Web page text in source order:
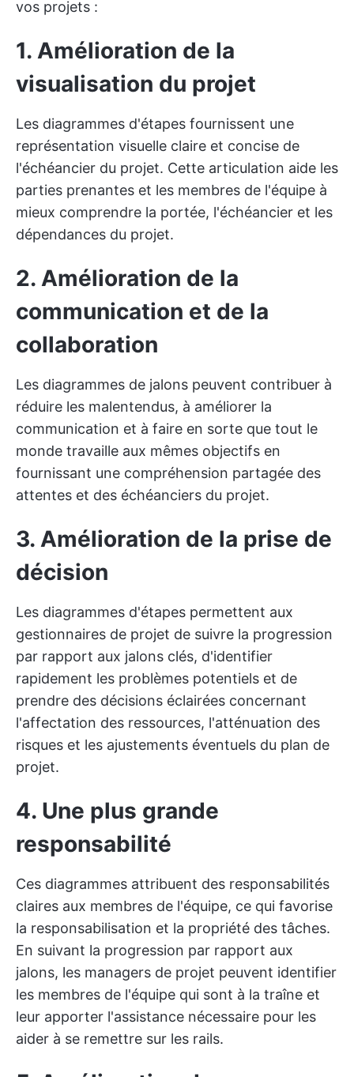
vos projets :
1. Amélioration de la
visualisation du projet
Les diagrammes d'étapes fournissent une
représentation visuelle claire et concise de
l'échéancier du projet. Cette articulation aide les
parties prenantes et les membres de l'équipe à
mieux comprendre la portée, l'échéancier et les
dépendances du projet.
2. Amélioration de la
communication et de la
collaboration
Les diagrammes de jalons peuvent contribuer à
réduire les malentendus, à améliorer la
communication et à faire en sorte que tout le
monde travaille aux mêmes objectifs en
fournissant une compréhension partagée des
attentes et des échéanciers du projet.
3. Amélioration de la prise de
décision
Les diagrammes d'étapes permettent aux
gestionnaires de projet de suivre la progression
par rapport aux jalons clés, d'identifier
rapidement les problèmes potentiels et de
prendre des décisions éclairées concernant
l'affectation des ressources, l'atténuation des
risques et les ajustements éventuels du plan de
projet.
4. Une plus grande
responsabilité
Ces diagrammes attribuent des responsabilités
claires aux membres de l'équipe, ce qui favorise
la responsabilisation et la propriété des tâches.
En suivant la progression par rapport aux
jalons, les managers de projet peuvent identifier
les membres de l'équipe qui sont à la traîne et
leur apporter l'assistance nécessaire pour les
aider à se remettre sur les rails.